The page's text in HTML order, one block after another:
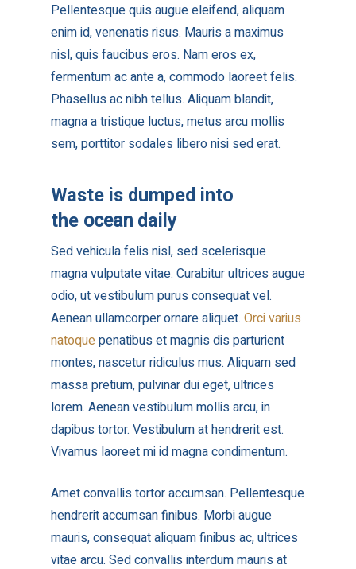
Pellentesque quis augue eleifend, aliquam
enim id, venenatis risus. Mauris a maximus
nisl, quis faucibus eros. Nam eros ex,
fermentum ac ante a, commodo laoreet felis.
Phasellus ac nibh tellus. Aliquam blandit,
magna a tristique luctus, metus arcu mollis
sem, porttitor sodales libero nisi sed erat.
Waste is dumped into
the ocean daily
Sed vehicula felis nisl, sed scelerisque
magna vulputate vitae. Curabitur ultrices augue
odio, ut vestibulum purus consequat vel.
Aenean ullamcorper ornare aliquet. Orci varius
natoquepenatibus et magnis dis parturient
montes, nascetur ridiculus mus. Aliquam sed
massa pretium, pulvinar dui eget, ultrices
lorem. Aenean vestibulum mollis arcu, in
dapibus tortor. Vestibulum at hendrerit est.
Vivamus laoreet mi id magna condimentum.
Amet convallis tortor accumsan. Pellentesque
hendrerit accumsan finibus. Morbi augue
mauris, consequat aliquam finibus ac, ultrices
vitae arcu. Sed convallis interdum mauris at